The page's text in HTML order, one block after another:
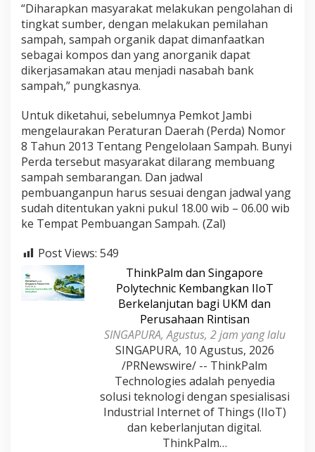
“Diharapkan masyarakat melakukan pengolahan di
tingkat sumber, dengan melakukan pemilahan
sampah, sampah organik dapat dimanfaatkan
sebagai kompos dan yang anorganik dapat
dikerjasamakan atau menjadi nasabah bank
sampah,” pungkasnya.
Untuk diketahui, sebelumnya Pemkot Jambi
mengelaurakan Peraturan Daerah (Perda) Nomor
8 Tahun 2013 Tentang Pengelolaan Sampah. Bunyi
Perda tersebut masyarakat dilarang membuang
sampah sembarangan. Dan jadwal
pembuanganpun harus sesuai dengan jadwal yang
sudah ditentukan yakni pukul 18.00 wib – 06.00 wib
ke Tempat Pembuangan Sampah. (Zal)
Post Views: 549
ThinkPalm dan Singapore
Polytechnic Kembangkan IIoT
Berkelanjutan bagi UKM dan
Perusahaan Rintisan
SINGAPURA, Agustus, 2 jam yang lalu
SINGAPURA, 10 Agustus, 2026
/PRNewswire/ -- ThinkPalm
Technologies adalah penyedia
solusi teknologi dengan spesialisasi
Industrial Internet of Things (IIoT)
dan keberlanjutan digital.
ThinkPalm…